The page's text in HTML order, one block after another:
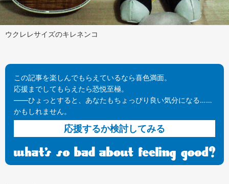
ウクレレサイズのキレネンコ
この記事を楽しんでもらえているなら喜色満面。
応援までしてもらえたら恐悦至極。
——ひょっとすると、あなたもちょっぴり良い気分になる……
かもしれません。
応援するか検討してみる